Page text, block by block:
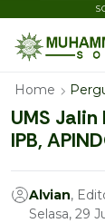
Home
UMS
IPB,
Alvian,
Selasa, 29